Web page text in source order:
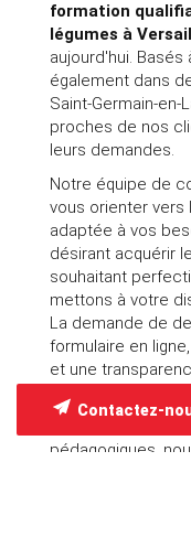
formation
légumes à
aujourd'hui. Basés
également dans
Saint-Germain-
proches de nos
leurs demandes.
Notre équipe de
vous orienter vers
adaptée à vos
désirant acquérir
souhaitant
mettons à votre
La demande de
formulaire en
et une
d'inscription et
En plus des
pédagogiques,
Contactez-